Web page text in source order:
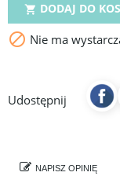
 DODAJ DO
 Nie ma
Udostępnij
NAPISZ OPINIĘ